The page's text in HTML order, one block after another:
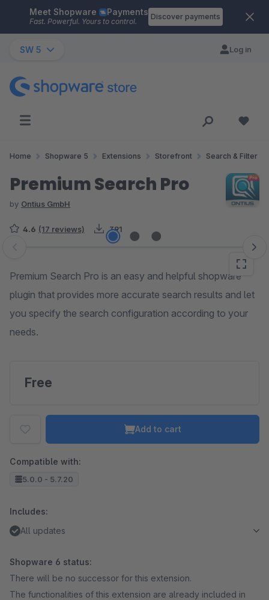
Skip to main content
Meet Shopware Payments
Fast. Powerful. Yours to control.
Discover payments
SW 5 Log in
Home Shopware 5 Extensions Storefront Search & Filter
Premium Search Pro
by Ontius GmbH
4.6 (17 reviews) 391
Skip image gallery
Premium Search Pro is an easy and helpful shopware
plugin that provides more accurate search results and let
you specify the search configuration according to your
needs.
Free
Add to cart
Compatible with:
5.0.0 - 5.7.20
Includes:
All updates
Shopware 6 status:
There will be no successor for this extension.
The functionalities of this extension are already included in